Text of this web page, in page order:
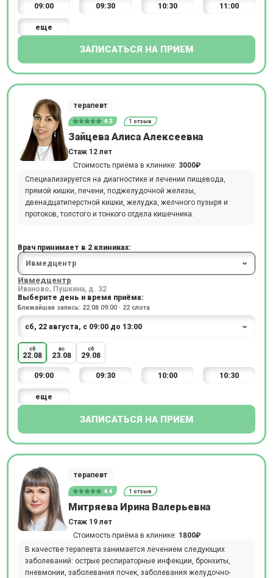
09:00 09:30 10:30 11:00
еще
ЗАПИСАТЬСЯ НА ПРИЕМ
терапевт
4.3 1 отзыв
Зайцева Алиса Алексеевна
Стаж 12 лет
Стоимость приёма в клинике: 3000₽
Специализируется на диагностике и лечении пищевода,
прямой кишки, печени, поджелудочной железы,
двенадцатиперстной кишки, желудка, желчного пузыря и
протоков, толстого и тонкого отдела кишечника.
Врач принимает в 2 клиниках:
Ивмедцентр
Иваново, Пушкина, д. 32
Выберите день и время приёма:
Ближайшая запись: 22.08 09:00 · 22 слота
сб
22.08
вс
23.08
сб
29.08
09:00 09:30 10:00 10:30
еще
ЗАПИСАТЬСЯ НА ПРИЕМ
терапевт
4.4 1 отзыв
Митряева Ирина Валерьевна
Стаж 19 лет
Стоимость приёма в клинике: 1800₽
В качестве терапевта занимается лечением следующих
заболеваний: острые респираторные инфекции, бронхиты,
пневмонии, заболевания почек, заболевания желудочно-